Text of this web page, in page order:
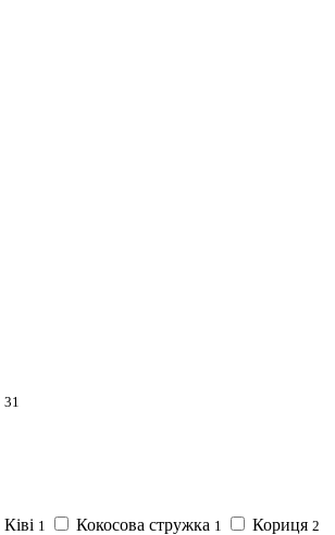
31
Ківі 1 Кокосова стружка 1 Кориця 2